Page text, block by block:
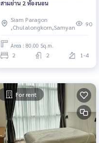
สามย่าน 2 ห้องนอน
Siam Paragon
,Chulalongkorn,Samyan
90
Area : 80.00 Sq.m.
2 2 1-4
For rent